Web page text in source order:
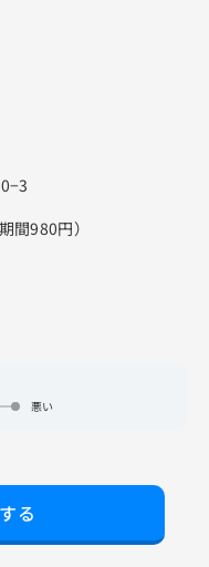
間980円）
悪い
る